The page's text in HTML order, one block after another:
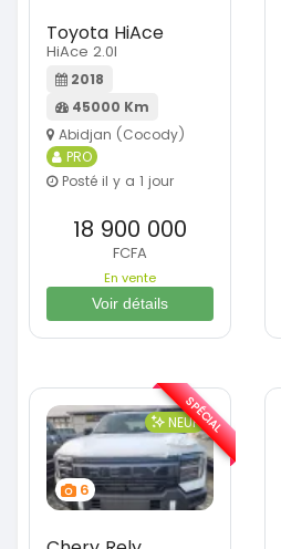
Toyota HiAce
HiAce 2.0l
2018
45000 Km
Abidjan (Cocody)
PRO
Posté il y a 1 jour
18 900 000
FCFA
En vente
Voir détails
6
NEUFSPÉCIAL